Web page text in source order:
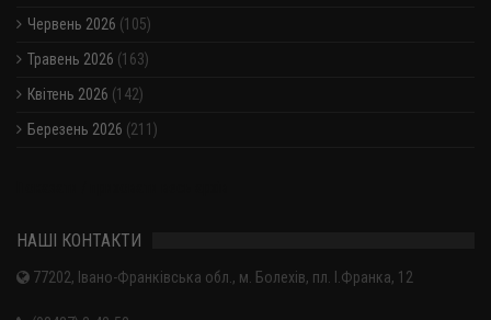
Червень 2026 (105)
Травень 2026 (163)
Квітень 2026 (142)
Березень 2026 (211)
НАШІ КОНТАКТИ
77202, Івано-Франківська обл., м. Болехів, пл. І.Франка, 12